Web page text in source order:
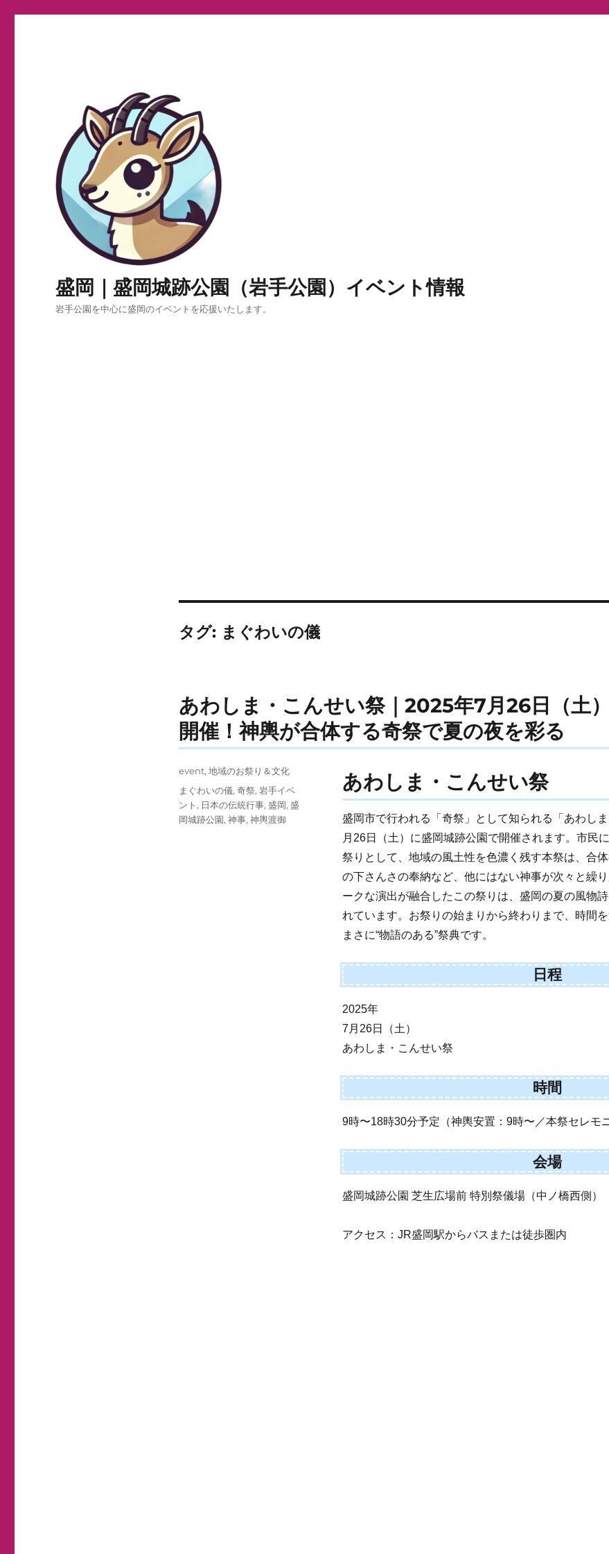
盛岡｜盛岡城跡公園（岩手公園）イベント情報
岩手公園を中心に盛岡のイベントを応援いたします。
タグ: まぐわいの儀
あわしま・こんせい祭｜2025年7月26日（土
開催！神輿が合体する奇祭で夏の夜を彩る
あわしま・こんせい祭
盛岡市で行われる「奇祭」として知られる「あわし
月26日（土）に盛岡城跡公園で開催されます。市民
祭りとして、地域の風土性を色濃く残す本祭は、合
の下さんさの奉納など、他にはない神事が次々と繰
ークな演出が融合したこの祭りは、盛岡の夏の風物
れています。お祭りの始まりから終わりまで、時間
まさに“物語のある”祭典です。
日程
2025年
7月26日（土）
あわしま・こんせい祭
時間
9時〜18時30分予定（神輿安置：9時〜／本祭セレモ
会場
盛岡城跡公園 芝生広場前 特別祭儀場（中ノ橋西側）
アクセス：JR盛岡駅からバスまたは徒歩圏内
日:
カ
テ
リ
event, 地域のお祭り＆文化
タ
グ
まぐわいの儀, 奇祭, 岩手イベ
ント , 日本の伝統行事, 盛岡, 盛
岡城跡公園, 神事, 神輿渡御